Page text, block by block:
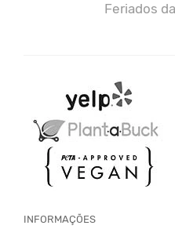
Feriados
INFORMAÇÕES